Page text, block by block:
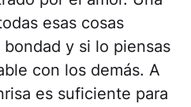
esas cosas
y si lo piensas
con los demás. A
es suficiente para